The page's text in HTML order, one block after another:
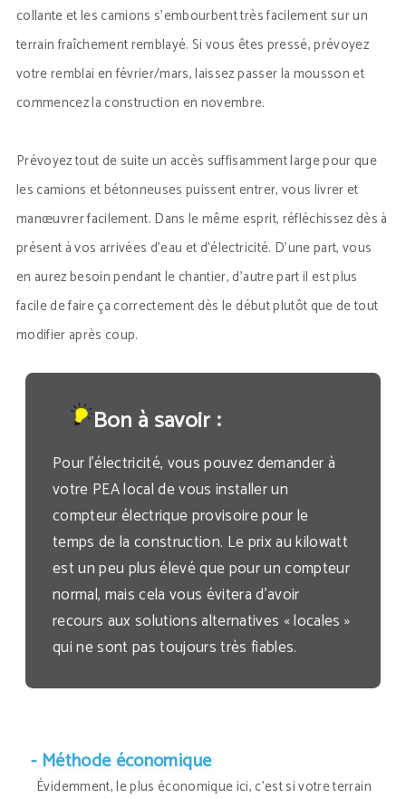
collante et les camions s’embourbent très facilement sur un
terrain fraîchement remblayé. Si vous êtes pressé, prévoyez
votre remblai en février/mars, laissez passer la mousson et
commencez la construction en novembre.
Prévoyez tout de suite un accès suffisamment large pour que
les camions et bétonneuses puissent entrer, vous livrer et
manœuvrer facilement. Dans le même esprit, réfléchissez dès à
présent à vos arrivées d’eau et d’électricité. D’une part, vous
en aurez besoin pendant le chantier, d’autre part il est plus
facile de faire ça correctement dès le début plutôt que de tout
modifier après coup.
Bon à savoir :
Pour l’électricité, vous pouvez demander à
votre PEA local de vous installer un
compteur électrique provisoire pour le
temps de la construction. Le prix au kilowatt
est un peu plus élevé que pour un compteur
normal, mais cela vous évitera d’avoir
recours aux solutions alternatives « locales »
qui ne sont pas toujours très fiables.
- Méthode économique
Évidemment, le plus économique ici, c’est si votre terrain